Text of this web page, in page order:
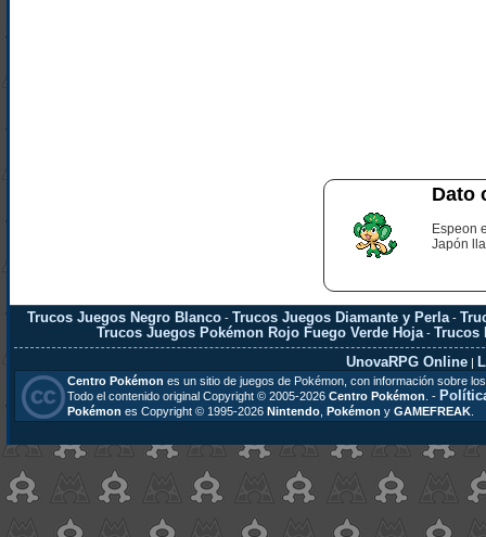
Dato
Espeon
Japón
Trucos Juegos Negro Blanco -Trucos Juegos Diamante y Perla -
Trucos Juegos Pokémon Rojo Fuego Verde Hoja -Trucos
UnovaRPG Online |
Centro Pokémon es un sitio de juegos de Pokémon, con información sobre
Todo el contenido original Copyright © 2005-2026 Centro Pokémon . -
Pokémon es Copyright © 1995-2026 Nintendo, Pokémon y GAMEFREAK.